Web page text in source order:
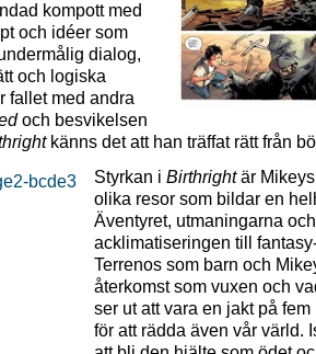
kompott med
och idéer som
dialog,
och logiska
fallet med andra
och besvikelsen
känns det att han träffat rätt från
Styrkan i Birthrightär
olika resor som bildar en
Äventyret, utmaningarna och
acklimatiseringen till
Terrenos som barn och
återkomst som vuxen och
ser ut att vara en jakt på fem
för att rädda även vår värld.